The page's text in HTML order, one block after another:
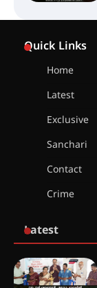
Quick Links
Home
Latest
Exclusive
Sanchari
Contact
Crime
Latest